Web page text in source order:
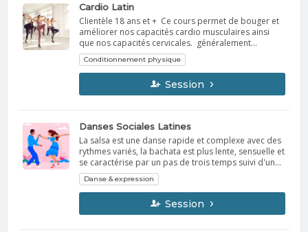
Cardio Latin
Clientèle 18 ans et + Ce cours permet de bouger et
améliorer nos capacités cardio musculaires ainsi
que nos capacités cervicales. généralement
associées à des activités de fitness qui combinent
des mouvements d'aérobique avec des rythmes et
des danses latines.
Conditionnement physique
Session
Danses Sociales Latines
La salsa est une danse rapide et complexe avec des
rythmes variés, la bachata est plus lente, sensuelle et
se caractérise par un pas de trois temps suivi d'un
tapotement, le cha-cha-cha est également rapide
avec un rythme distinctif « cha-cha-cha », et le
merengue est une danse simple et joyeuse originaire
de la République dominicaine, avec un mouvement
de côté à côté. Ces danses latines partagent des
Danse & expression
Session